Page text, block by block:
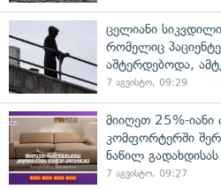
ცელიანი
რომელიც
აშტერდებოდა,
7 აგვისტო, 09:29
მიიღეთ 25%-იანი
კომფორტერში
ნაწილ გადახდისას
7 აგვისტო, 09:27